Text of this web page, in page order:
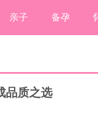
亲子 备孕
品质之选